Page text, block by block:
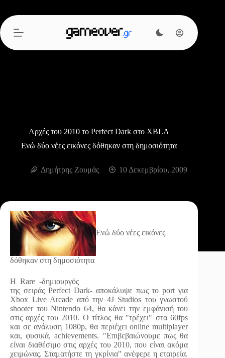
περιεχόμενο
Αρχές του 2010 το Perfect Dark στο XBLA
Ενώ δύο νέες εικόνες δόθηκαν στη δημοσιότητα
Δημήτρης Ζουμάς 10 Δεκεμβρίου, 2009
Ενώ δύο νέες εικόνες
δόθηκαν στη δημοσιότητα
Η Rare -δημιουργός
της σειράς Perfect Dark- αποκάλυψε πως το port για
Xbox Live Arcade από την 4J Studios του γνωστού
shooter του Nintendo 64, θα κάνει την εμφάνισή του
στις αρχές του 2010. Ο τίτλος θα "τρέχει" στα 60fps
και σε ανάλυση 1080p, θα περιέχει online multiplayer
και, φυσικά, achievements. "Επιβεβαιώνουμε πως θα
είναι διαθέσιμο στις αρχές του 2010, που είναι ακόμα
χειμώνας. Σταματήστε τη γκρίνια" ανέφερε η εταιρεία.